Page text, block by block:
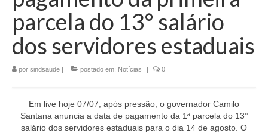
parcela do 13° salário
dos servidores estaduais
por sindsaude | postado em: Notícias | 0
Em live hoje 07/07, após pressão, o governador Camilo
Santana anuncia a data de pagamento da 1ª parcela do 13°
salário dos servidores estaduais para o dia 14 de agosto. O